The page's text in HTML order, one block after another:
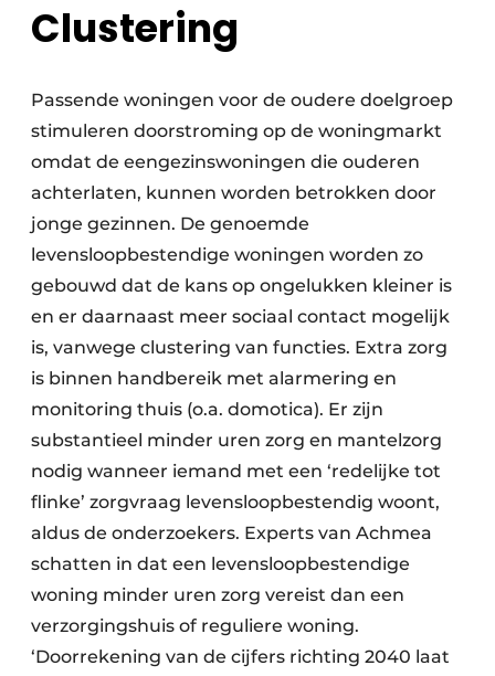
Clustering
Passende woningen voor de oudere doelgroep
stimuleren doorstroming op de woningmarkt
omdat de eengezinswoningen die ouderen
achterlaten, kunnen worden betrokken door
jonge gezinnen. De genoemde
levensloopbestendige woningen worden zo
gebouwd dat de kans op ongelukken kleiner is
en er daarnaast meer sociaal contact mogelijk
is, vanwege clustering van functies. Extra zorg
is binnen handbereik met alarmering en
monitoring thuis (o.a. domotica). Er zijn
substantieel minder uren zorg en mantelzorg
nodig wanneer iemand met een ‘redelijke tot
flinke’ zorgvraag levensloopbestendig woont,
aldus de onderzoekers. Experts van Achmea
schatten in dat een levensloopbestendige
woning minder uren zorg vereist dan een
verzorgingshuis of reguliere woning.
‘Doorrekening van de cijfers richting 2040 laat